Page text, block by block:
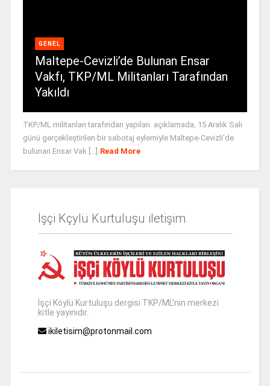
GENEL
Maltepe-Cevizli’de Bulunan Ensar
Vakfı, TKP/ML Militanları Tarafından
Yakıldı
TKP/ML militanları tarafından yapılan açıklamada, 15 Aralık Salı
günü gerçekleştirilen bir sabotaj eylemiyle Maltepe-Cevizli'de
bulunan Ensar Vak [...]
Read More
İşçi Kçylü Kurtuluşu iletişim
İşçi Köylü Kurtuluşu dergisi TKP/ML'nin merkezi
kitle yayınıdır.
ikiletisim@protonmail.com